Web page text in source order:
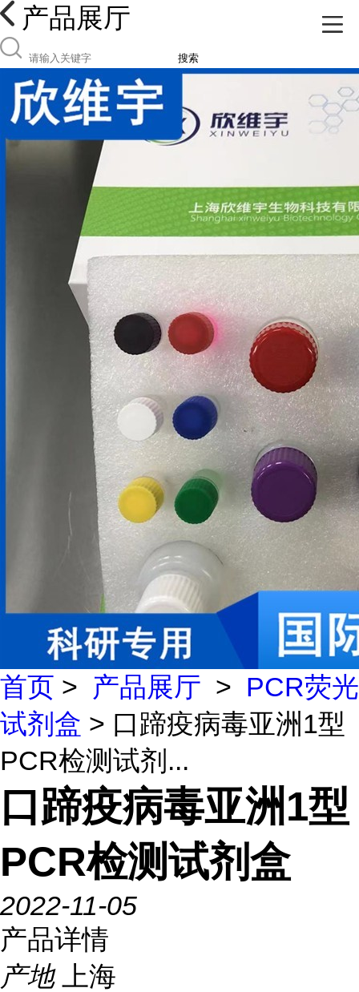
产品展厅
搜索
首页 > 产品展厅 > PCR荧光
试剂盒 > 口蹄疫病毒亚洲1型
PCR检测试剂...
口蹄疫病毒亚洲1型
PCR检测试剂盒
2022-11-05
产品详情
产地
上海